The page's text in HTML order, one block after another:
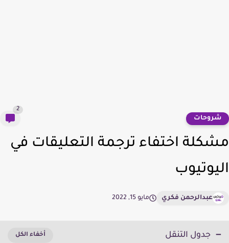
اختفاء ترجمة التعليقات في
عبدالرحمن فكري مايو 15, 2022
جدول التنقل